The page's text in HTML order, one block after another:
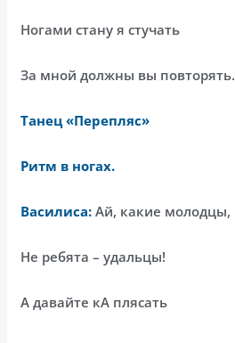
Ногами стану я стучать
За мной должны вы повторять.
Танец «Перепляс»
Ритм в ногах.
Василиса:Ай, какие молодцы,
Не ребята – удальцы!
А давайте кА плясать